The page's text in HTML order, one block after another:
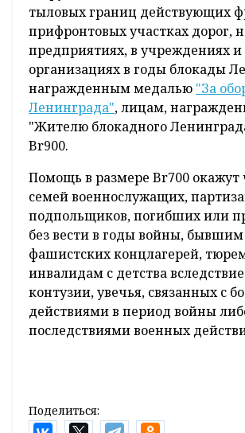
тыловых границ действующих
прифронтовых участках дорог,
предприятиях, в учреждениях и
организациях в годы блокады
награжденным медалью "За
Ленинграда", лицам,
"Жителю блокадного
Br900.
Помощь в размере Br700
семей военнослужащих,
подпольщиков, погибших или
без вести в годы войны,
фашистских концлагерей,
инвалидам с детства
контузии, увечья, связанных с
действиями в период войны
последствиями военных
Поделиться: